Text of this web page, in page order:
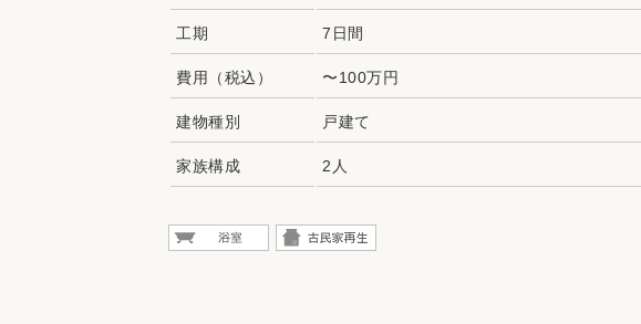
工期 7日間
費用（税込） 〜100万円
建物種別 戸建て
家族構成 2人